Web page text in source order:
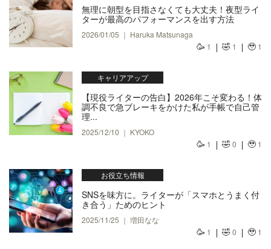
無理に朝型を目指さなくても大丈夫！夜型ライ
ターが最高のパフォーマンスを出す方法
2026/01/05 ｜ Haruka Matsunaga
🥳 1 🤣 1 🥹 1
キャリアアップ
【現役ライターの告白】2026年こそ変わる！体
調不良で急ブレーキをかけた私が手帳で自己管
理...
2025/12/10 ｜ KYOKO
🥳 1 🤣0 🥹 1
お役立ち情報
SNSを味方に。ライターが「スマホとうまく付
き合う」ためのヒント
2025/11/25 ｜ 増田なな
🥳 1 🤣0 🥹 1